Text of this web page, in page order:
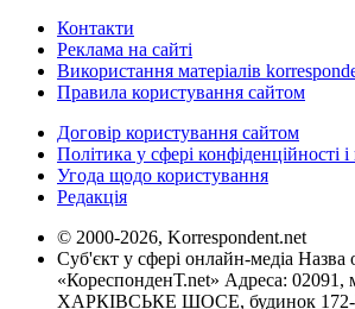
Контакти
Реклама на сайті
Використання матеріалів
Правила користування сайтом
Договір користування сайтом
Політика у сфері конфіденційності
Угода щодо користування
Редакція
© 2000-2026, Korrespondent.net
Суб'єкт у сфері онлайн-медіа Назва
«КореспонденТ.net» Адреса: 02091,
ХАРКІВСЬКЕ ШОСЕ, будинок 172-